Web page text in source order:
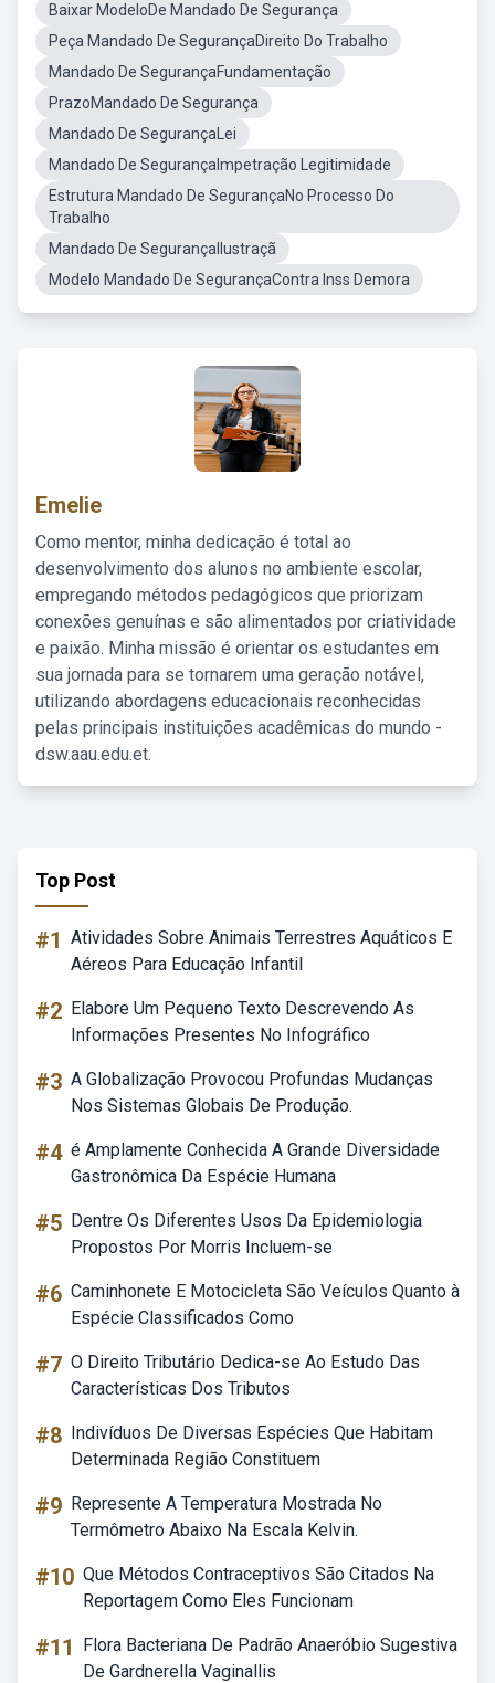
Baixar ModeloDe Mandado De Segurança
Peça Mandado De SegurançaDireito Do Trabalho
Mandado De SegurançaFundamentação
PrazoMandado De Segurança
Mandado De SegurançaLei
Mandado De SegurançaImpetração Legitimidade
Estrutura Mandado De SegurançaNo Processo Do
Trabalho
Mandado De SegurançaIlustraçã
Modelo Mandado De SegurançaContra Inss Demora
Emelie
Como mentor, minha dedicação é total ao
desenvolvimento dos alunos no ambiente escolar,
empregando métodos pedagógicos que priorizam
conexões genuínas e são alimentados por criatividade
e paixão. Minha missão é orientar os estudantes em
sua jornada para se tornarem uma geração notável,
utilizando abordagens educacionais reconhecidas
pelas principais instituições acadêmicas do mundo -
dsw.aau.edu.et.
Top Post
#1 Atividades Sobre Animais Terrestres Aquáticos E
Aéreos Para Educação Infantil
#2 Elabore Um Pequeno Texto Descrevendo As
Informações Presentes No Infográfico
#3 A Globalização Provocou Profundas Mudanças
Nos Sistemas Globais De Produção.
#4 é Amplamente Conhecida A Grande Diversidade
Gastronômica Da Espécie Humana
#5 Dentre Os Diferentes Usos Da Epidemiologia
Propostos Por Morris Incluem-se
#6 Caminhonete E Motocicleta São Veículos Quanto à
Espécie Classificados Como
#7 O Direito Tributário Dedica-se Ao Estudo Das
Características Dos Tributos
#8 Indivíduos De Diversas Espécies Que Habitam
Determinada Região Constituem
#9 Represente A Temperatura Mostrada No
Termômetro Abaixo Na Escala Kelvin.
#10 Que Métodos Contraceptivos São Citados Na
Reportagem Como Eles Funcionam
#11
Flora Bacteriana De Padrão Anaeróbio Sugestiva
De Gardnerella Vaginallis